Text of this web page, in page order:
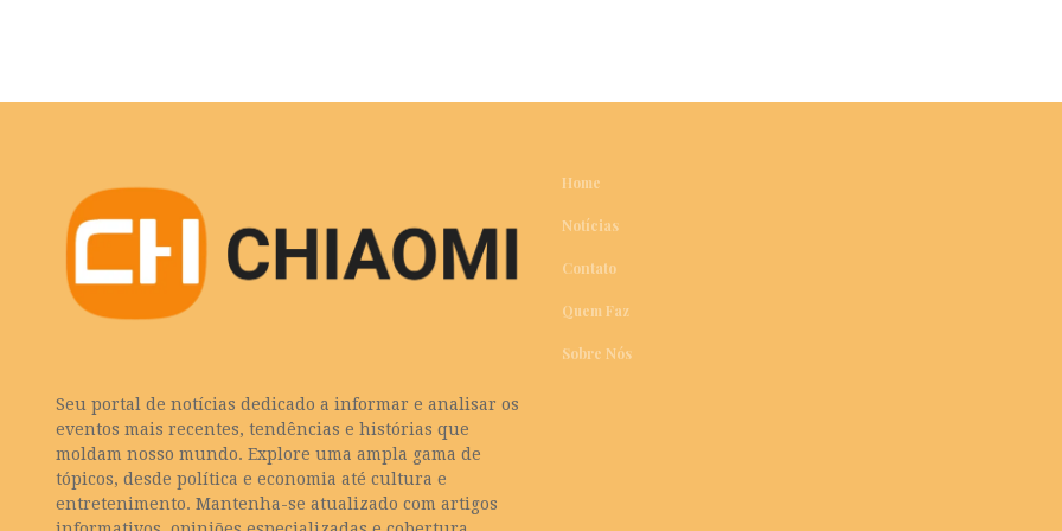
Seu portal de notícias dedicado a informar e analisar os
eventos mais recentes, tendências e histórias que
moldam nosso mundo. Explore uma ampla gama de
tópicos, desde política e economia até cultura e
entretenimento. Mantenha-se atualizado com artigos
Home
Notícias
Contato
Quem Faz
Sobre Nós